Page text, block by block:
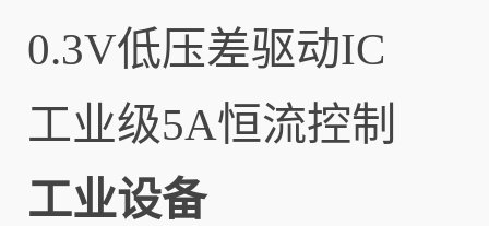
0.3V低压差驱动IC
工业级5A恒流控制
工业设备